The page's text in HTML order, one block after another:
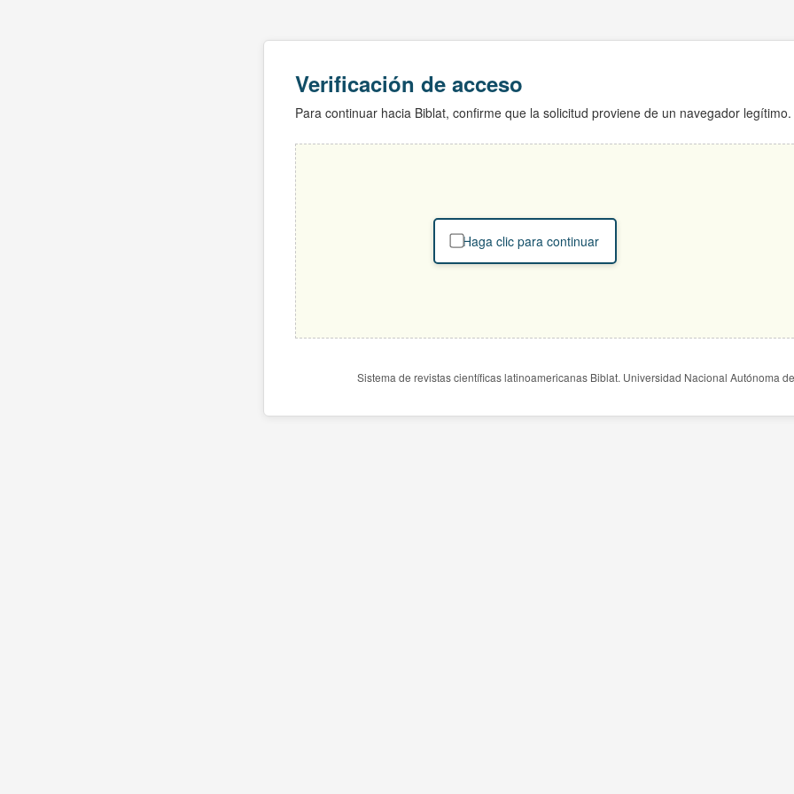
Verificación de acceso
Para continuar hacia Biblat, confirme que la solicitud proviene de un navegador legítimo.
Haga clic para continuar
Sistema de revistas científicas latinoamericanas Biblat. Universidad Nacional Autónoma